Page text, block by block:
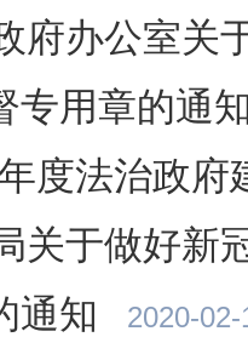
府办公室关
专用章的通
度法治政府
关于做好新
通知
2020-02-